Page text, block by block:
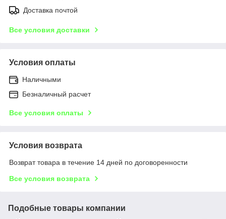
Доставка почтой
Все условия доставки
Условия оплаты
Наличными
Безналичный расчет
Все условия оплаты
Условия возврата
Возврат товара в течение 14 дней по договоренности
Все условия возврата
Подобные товары компании